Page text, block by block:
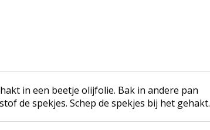
in een beetje olijfolie. Bak in andere pan
de spekjes. Schep de spekjes bij het gehakt.